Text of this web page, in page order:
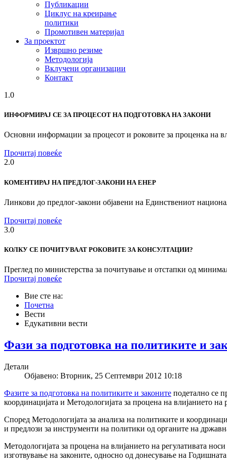
Публикации
Циклус на креирање
политики
Промотивен материјал
За проектот
Извршно резиме
Методологија
Вклучени организации
Контакт
1.0
ИНФОРМИРАЈ СЕ ЗА ПРОЦЕСОТ НА ПОДГОТОВКА НА ЗАКОНИ
Основни информации за процесот и роковите за проценка на
Прочитај повеќе
2.0
КОМЕНТИРАЈ НА ПРЕДЛОГ-ЗАКОНИ НА ЕНЕР
Линкови до предлог-закони објавени на Единствениот
Прочитај повеќе
3.0
КОЛКУ СЕ ПОЧИТУВААТ РОКОВИТЕ ЗА КОНСУЛТАЦИИ?
Преглед по министерства за почитување и отстапки од
Прочитај повеќе
Вие сте на:
Почетна
Вести
Едукативни вести
Фази за подготовка на политиките и
Детали
Објавено: Вторник, 25 Септември 2012 10:18
Фазите за подготовка на политиките и законите подетално се
координацијата и Методологијата за процена на влијанието на
Според Методологијата за анализа на политиките и
и предлози за инструменти на политики од органите на
Методологијата за процена на влијанието на регулативата
изготвување на законите, односно од донесување на